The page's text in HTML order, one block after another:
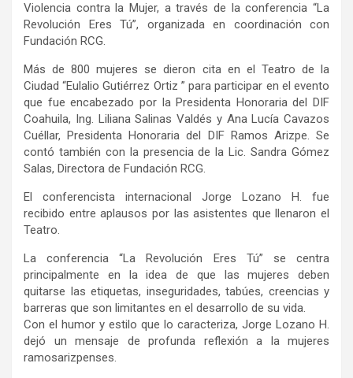
Violencia contra la Mujer, a través de la conferencia “La
Revolución Eres Tú”, organizada en coordinación con
Fundación RCG.
Más de 800 mujeres se dieron cita en el Teatro de la
Ciudad “Eulalio Gutiérrez Ortiz ” para participar en el evento
que fue encabezado por la Presidenta Honoraria del DIF
Coahuila, Ing. Liliana Salinas Valdés y Ana Lucía Cavazos
Cuéllar, Presidenta Honoraria del DIF Ramos Arizpe. Se
contó también con la presencia de la Lic. Sandra Gómez
Salas, Directora de Fundación RCG.
El conferencista internacional Jorge Lozano H. fue
recibido entre aplausos por las asistentes que llenaron el
Teatro.
La conferencia “La Revolución Eres Tú” se centra
principalmente en la idea de que las mujeres deben
quitarse las etiquetas, inseguridades, tabúes, creencias y
barreras que son limitantes en el desarrollo de su vida.
Con el humor y estilo que lo caracteriza, Jorge Lozano H.
dejó un mensaje de profunda reflexión a la mujeres
ramosarizpenses.